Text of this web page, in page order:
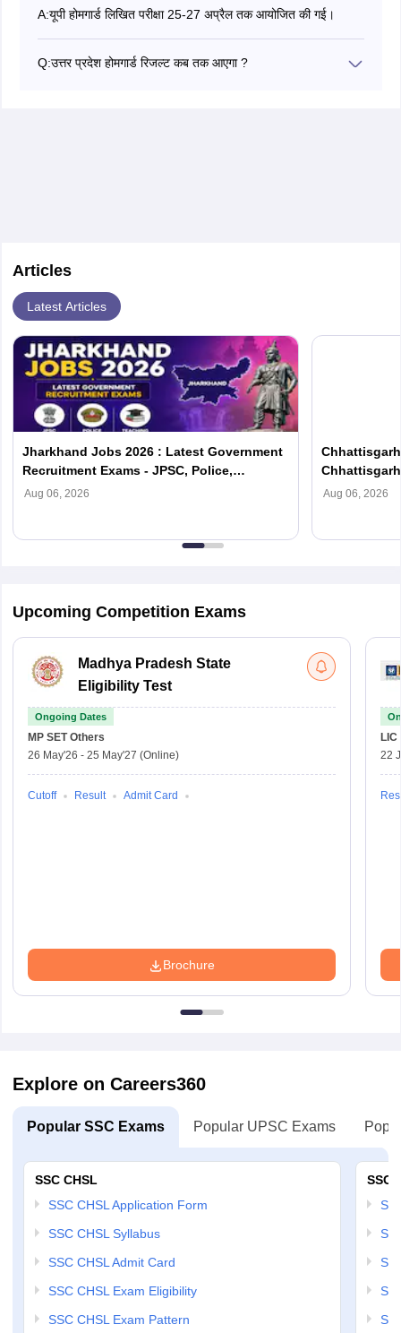
A:यूपी होमगार्ड लिखित परीक्षा 25-27 अप्रैल तक आयोजित की गई।
Q:उत्तर प्रदेश होमगार्ड रिजल्ट कब तक आएगा ?
Articles
Latest Articles
Jharkhand Jobs 2026 : Latest Government
Recruitment Exams - JPSC, Police,
Teaching
Aug 06, 2026
Exams
Aug 06, 2026
Upcoming Competition Exams
Madhya Pradesh State
Eligibility Test
Ongoing Dates
MP SET Others
26 May'26 - 25 May'27 (Online)
Cutoff Result Admit Card
Brochure
LIC
22
Explore on Careers360
Popular SSC Exams Popular UPSC Exams
SSC CHSL
SSC CHSL Application Form
SSC CHSL Syllabus
SSC CHSL Admit Card
SSC CHSL Exam Eligibility
SSC CHSL Exam Pattern
SSC